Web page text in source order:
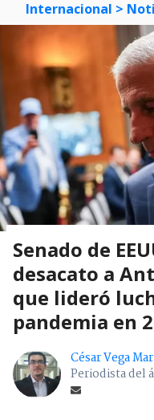
Internacional >
Senado de
desacato a
que lideró
pandemia en
César Vega
Periodista del